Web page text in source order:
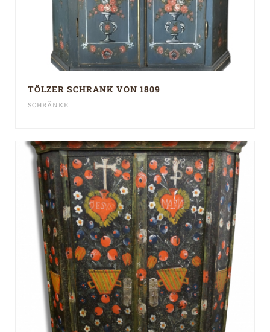
TÖLZER SCHRANK VON 1809
SCHRÄNKE